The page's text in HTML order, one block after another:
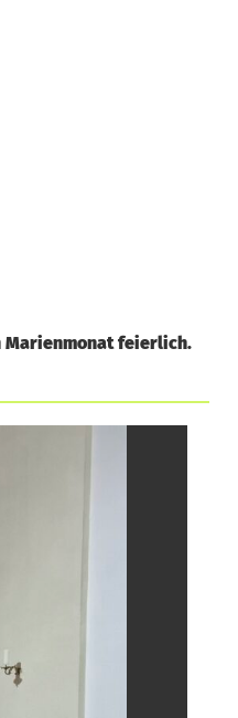
Marienmonat feierlich.